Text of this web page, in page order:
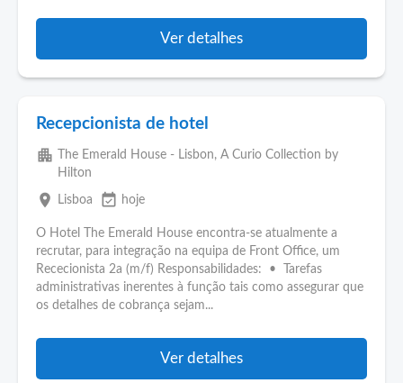
Ver detalhes
Recepcionista de hotel
apartment
The Emerald House - Lisbon, A Curio Collection by
Hilton
place Lisboa event_available hoje
O Hotel The Emerald House encontra-se atualmente a
recrutar, para integração na equipa de Front Office, um
Rececionista 2a (m/f) Responsabilidades: • Tarefas
administrativas inerentes à função tais como assegurar que
os detalhes de cobrança sejam...
Ver detalhes